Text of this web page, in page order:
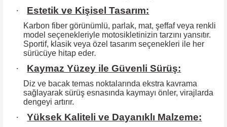
· Estetik ve Kişisel Tasarım:
Karbon fiber görünümlü, parlak, mat, şeffaf veya renkli
model seçenekleriyle motosikletinizin tarzını yansıtır.
Sportif, klasik veya özel tasarım seçenekleri ile her
sürücüye hitap eder.
· Kaymaz Yüzey ile Güvenli Sürüş:
Diz ve bacak temas noktalarında ekstra kavrama
sağlayarak sürüş esnasında kaymayı önler, virajlarda
dengeyi artırır.
· Yüksek Kaliteli ve Dayanıklı Malzeme: